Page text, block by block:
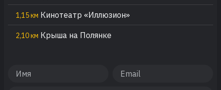
1,15 км Кинотеатр «Иллюзион»
2,10 км Крыша на Полянке